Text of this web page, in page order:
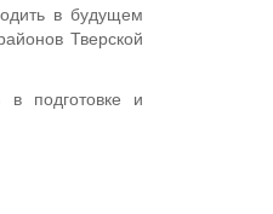
в будущем
Тверской
в подготовке и